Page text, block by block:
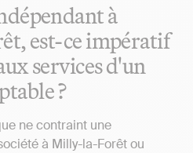
à
est-ce impératif
services d'un
?
ne contraint une
à Milly-la-Forêt ou